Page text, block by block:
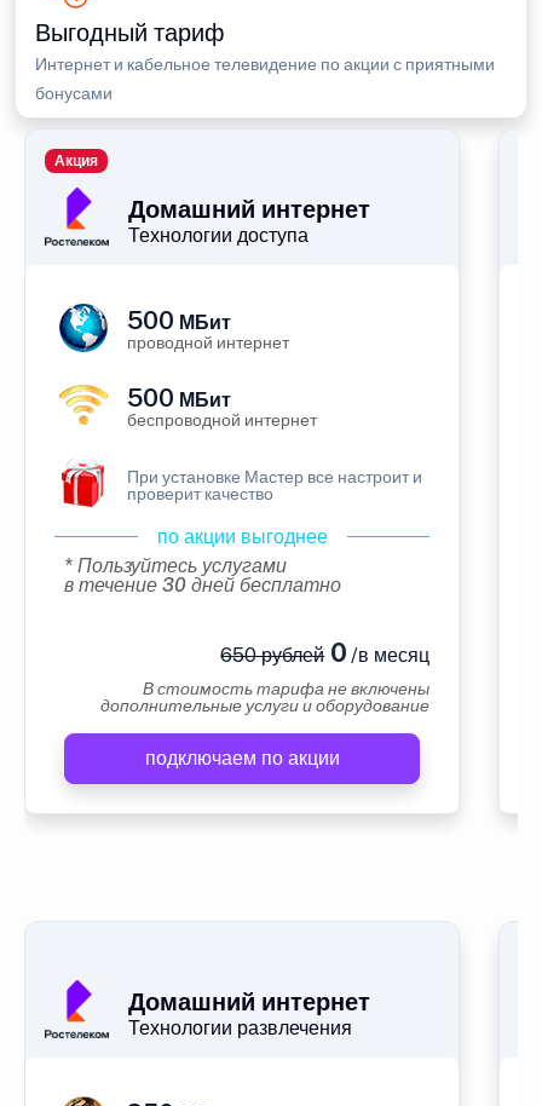
Выгодный тариф
Интернет и кабельное телевидение по акции с приятными
бонусами
Домашний интернет
Технологии доступа
Акция
500 МБит
проводной интернет
500 МБит
беспроводной интернет
При установке Мастер все настроит и
проверит качество
по акции выгоднее
* Пользуйтесь услугами
в течение 30 дней бесплатно
650 рублей0 /в месяц
В стоимость тарифа не включены
дополнительные услуги и оборудование
подключаем по акции
Домашний интернет
Технологии развлечения